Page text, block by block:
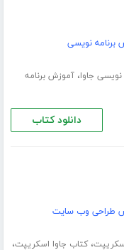
نویسی
جاوا،آموزش برنامه
دانلود کتاب
طراحی وب سایت
،کتاب جاوا اسکریپت،